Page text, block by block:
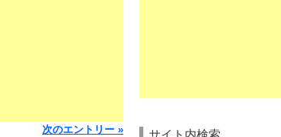
次のエントリー » サイト内検索